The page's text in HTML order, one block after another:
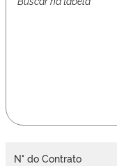
N° do Contrato